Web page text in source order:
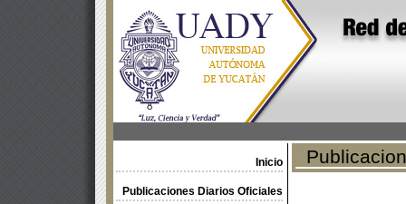
Inicio
Publicaciones Diarios Oficiales